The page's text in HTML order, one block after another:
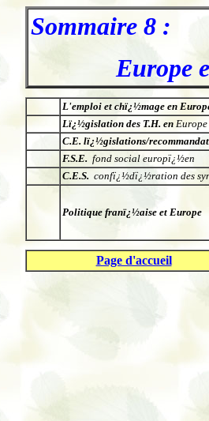
Sommaire 8 :
Europe
L'emploi et chï¿½mage en
Lï¿½gislation des T.H. en Europe
C.E. lï¿½gislations/
F.S.E. fond social europï¿½en
C.E.S. confï¿½dï¿½ration des
Politique franï¿½aise et Europe
Page d'accueil